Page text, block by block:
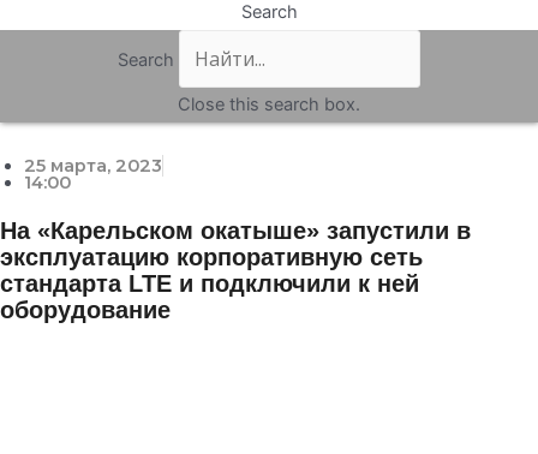
Search
Search
Close this search box.
25 марта, 2023
14:00
На «Карельском окатыше» запустили в
эксплуатацию корпоративную сеть
стандарта LTE и подключили к ней
оборудование